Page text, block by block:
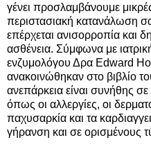
γένει προσλαμβάνουμε
περιστασιακή κατανάλωση
επέρχεται ανισορροπία και
ασθένεια. Σύμφωνα με
ενζυμολόγου Δρα Edward
ανακοινώθηκαν στο βιβλίο
ανεπάρκεια είναι συνήθης
όπως οι αλλεργίες, οι
παχυσαρκία και τα
γήρανση και σε ορισμένους